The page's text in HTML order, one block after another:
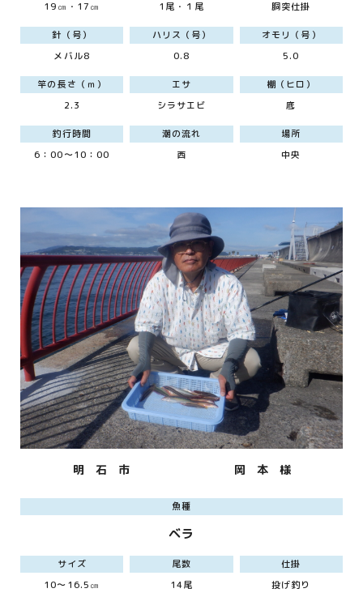
19㎝・17㎝
1尾・１尾
胴突仕掛
針（号）
メバル8
ハリス（号）
0.8
オモリ（号）
5.0
竿の長さ（ｍ）
2.3
エサ
シラサエビ
棚（ヒロ）
底
釣行時間
6：00～10：00
潮の流れ
西
場所
中央
明 石 市 岡 本 様
魚種
ベラ
サイズ
10～16.5㎝
尾数
14尾
仕掛
投げ釣り